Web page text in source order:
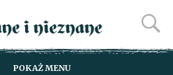
POKAŻ MENU